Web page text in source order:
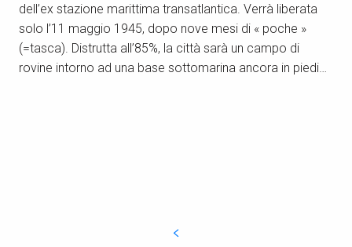
dell’ex stazione marittima transatlantica. Verrà liberata
solo l’11 maggio 1945, dopo nove mesi di « poche »
(=tasca). Distrutta all’85%, la città sarà un campo di
rovine intorno ad una base sottomarina ancora in piedi…